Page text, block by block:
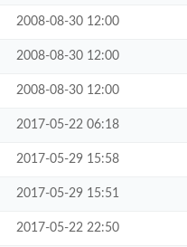
2008-08-30 12:00
2008-08-30 12:00
2008-08-30 12:00
2017-05-22 06:18
2017-05-29 15:58
2017-05-29 15:51
2017-05-22 22:50